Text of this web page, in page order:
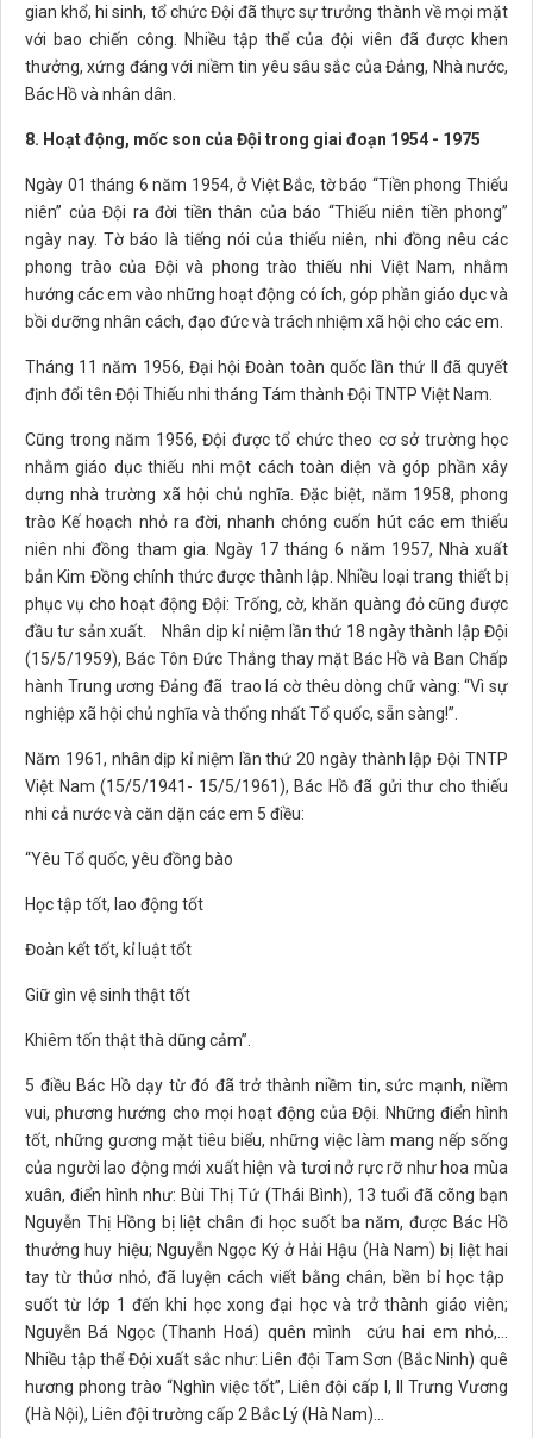
gian khổ, hi sinh, tổ chức Đội đã thực sự trưởng thành về mọi mặt
với bao chiến công. Nhiều tập thể của đội viên đã được khen
thưởng, xứng đáng với niềm tin yêu sâu sắc của Đảng, Nhà nước,
Bác Hồ và nhân dân.
8. Hoạt động, mốc son của Đội trong giai đoạn 1954 - 1975
Ngày 01 tháng 6 năm 1954, ở Việt Bắc, tờ báo “Tiền phong Thiếu
niên” của Đội ra đời tiền thân của báo “Thiếu niên tiền phong”
ngày nay. Tờ báo là tiếng nói của thiếu niên, nhi đồng nêu các
phong trào của Đội và phong trào thiếu nhi Việt Nam, nhằm
hướng các em vào những hoạt động có ích, góp phần giáo dục và
bồi dưỡng nhân cách, đạo đức và trách nhiệm xã hội cho các em.
Tháng 11 năm 1956, Đại hội Đoàn toàn quốc lần thứ II đã quyết
định đổi tên Đội Thiếu nhi tháng Tám thành Đội TNTP Việt Nam.
Cũng trong năm 1956, Đội được tổ chức theo cơ sở trường học
nhằm giáo dục thiếu nhi một cách toàn diện và góp phần xây
dựng nhà trường xã hội chủ nghĩa. Đặc biệt, năm 1958, phong
trào Kế hoạch nhỏ ra đời, nhanh chóng cuốn hút các em thiếu
niên nhi đồng tham gia. Ngày 17 tháng 6 năm 1957, Nhà xuất
bản Kim Đồng chính thức được thành lập. Nhiều loại trang thiết bị
phục vụ cho hoạt động Đội: Trống, cờ, khăn quàng đỏ cũng được
đầu tư sản xuất. Nhân dịp kỉ niệm lần thứ 18 ngày thành lập Đội
(15/5/1959), Bác Tôn Đức Thắng thay mặt Bác Hồ và Ban Chấp
hành Trung ương Đảng đã trao lá cờ thêu dòng chữ vàng: “Vì sự
nghiệp xã hội chủ nghĩa và thống nhất Tổ quốc, sẵn sàng!”.
Năm 1961, nhân dịp kỉ niệm lần thứ 20 ngày thành lập Đội TNTP
Việt Nam (15/5/1941- 15/5/1961), Bác Hồ đã gửi thư cho thiếu
nhi cả nước và căn dặn các em 5 điều:
“Yêu Tổ quốc, yêu đồng bào
Học tập tốt, lao động tốt
Đoàn kết tốt, kỉ luật tốt
Giữ gìn vệ sinh thật tốt
Khiêm tốn thật thà dũng cảm”.
5 điều Bác Hồ dạy từ đó đã trở thành niềm tin, sức mạnh, niềm
vui, phương hướng cho mọi hoạt động của Đội. Những điển hình
tốt, những gương mặt tiêu biểu, những việc làm mang nếp sống
của người lao động mới xuất hiện và tươi nở rực rỡ như hoa mùa
xuân, điển hình như: Bùi Thị Tứ (Thái Bình), 13 tuổi đã cõng bạn
Nguyễn Thị Hồng bị liệt chân đi học suốt ba năm, được Bác Hồ
thưởng huy hiệu; Nguyễn Ngọc Ký ở Hải Hậu (Hà Nam) bị liệt hai
tay từ thủơ nhỏ, đã luyện cách viết bằng chân, bền bỉ học tập
suốt từ lớp 1 đến khi học xong đại học và trở thành giáo viên;
Nguyễn Bá Ngọc (Thanh Hoá) quên mình cứu hai em nhỏ,...
Nhiều tập thể Đội xuất sắc như: Liên đội Tam Sơn (Bắc Ninh) quê
hương phong trào “Nghìn việc tốt”, Liên đội cấp I, II Trưng Vương
(Hà Nội), Liên đội trường cấp 2 Bắc Lý (Hà Nam)...